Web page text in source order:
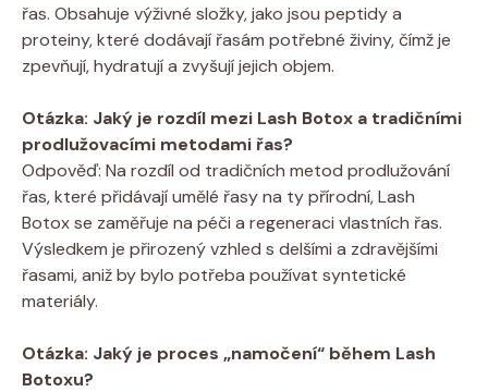
řas. Obsahuje výživné složky, jako jsou peptidy a
proteiny, které dodávají řasám potřebné živiny, čímž je
zpevňují, hydratují a zvyšují jejich objem.
Otázka: Jaký je rozdíl mezi Lash Botox a tradičními
prodlužovacími metodami řas?
Odpověď: Na rozdíl od tradičních metod prodlužování
řas, které přidávají umělé řasy na ty přírodní, Lash
Botox se zaměřuje na péči a regeneraci vlastních řas.
Výsledkem je přirozený vzhled s delšími a zdravějšími
řasami, aniž by bylo potřeba používat syntetické
materiály.
Otázka: Jaký je proces „namočení“ během Lash
Botoxu?